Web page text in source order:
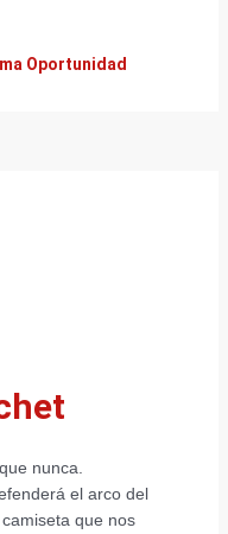
Oportunidad
nunca.
el arco del
que nos